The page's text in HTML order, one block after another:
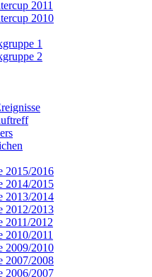
2011
2010
1
2
2015/2016
2014/2015
2013/2014
2012/2013
2011/2012
2010/2011
2009/2010
2007/2008
2006/2007